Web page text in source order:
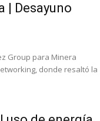
| Desayuno
Group para Minera
donde resaltó la